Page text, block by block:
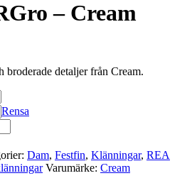
– Cream
kr.
broderade detaljer från Cream.
Rensa
Dam, Festfin, Klänningar, REA
Varumärke: Cream